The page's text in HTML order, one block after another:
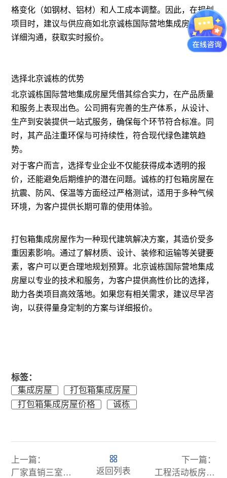
格变化（如钢材、铝材）和人工成本调整。因此，在规划
项目时，建议与供应商如北京诚栋国际营地集成房屋进行
详细沟通，获取实时报价。
选择北京诚栋的优势
北京诚栋国际营地集成房屋凭借其综合实力，在产品质量
和服务上表现出色。公司拥有完善的生产体系，从设计、
生产到安装提供一站式服务，确保每个环节符合标准。同
时，其产品注重环保与可持续性，符合现代绿色建筑趋
势。
对于客户而言，选择专业企业不仅能获得成本透明的报
价，还能避免后期维护的潜在问题。诚栋的打包箱房屋在
抗震、防风、保温等方面经过严格测试，适用于多种气候
环境，为客户提供长期可靠的使用体验。
打包箱集成房屋作为一种现代建筑解决方案，其造价受多
重因素影响。通过了解材质、设计、装修和运输等关键要
素，客户可以更合理地规划预算。北京诚栋国际营地集成
房屋以专业的技术和服务，为客户提供高性价比的选择，
助力各类项目高效落地。如果您有相关需求，建议尽早咨
询，以获得量身定制的方案与详细报价。
标签：
集成房屋
打包箱集成房屋
打包箱集成房屋价格
诚栋
上一篇：
厂家直销三室一厅活动板房现场直击！
返回列表
下一篇：
工程活动板房厂家，提供一站式优质临建方案